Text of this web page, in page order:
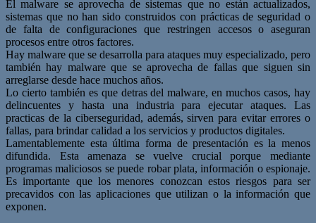
El malware se aprovecha de sistemas que no están actualizados,
sistemas que no han sido construidos con prácticas de seguridad o
de falta de configuraciones que restringen accesos o aseguran
procesos entre otros factores.
Hay malware que se desarrolla para ataques muy especializado, pero
también hay malware que se aprovecha de fallas que siguen sin
arreglarse desde hace muchos años.
Lo cierto también es que detras del malware, en muchos casos, hay
delincuentes y hasta una industria para ejecutar ataques. Las
practicas de la ciberseguridad, además, sirven para evitar errores o
fallas, para brindar calidad a los servicios y productos digitales.
Lamentablemente esta última forma de presentación es la menos
difundida. Esta amenaza se vuelve crucial porque mediante
programas maliciosos se puede robar plata, información o espionaje.
Es importante que los menores conozcan estos riesgos para ser
precavidos con las aplicaciones que utilizan o la información que
exponen.